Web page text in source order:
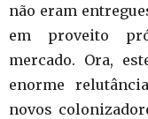
não eram
em proveito
mercado. Ora,
enorme
novos